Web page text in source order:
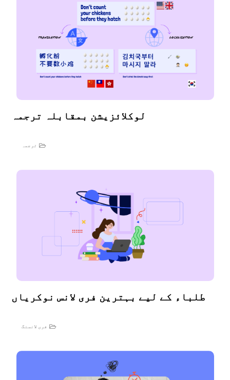
لوکلائزیشن بمقابلہ ترجمہ
ترجمہ
طلباء کے لیے بہترین فری لانس نوکریاں
فری لانسنگ